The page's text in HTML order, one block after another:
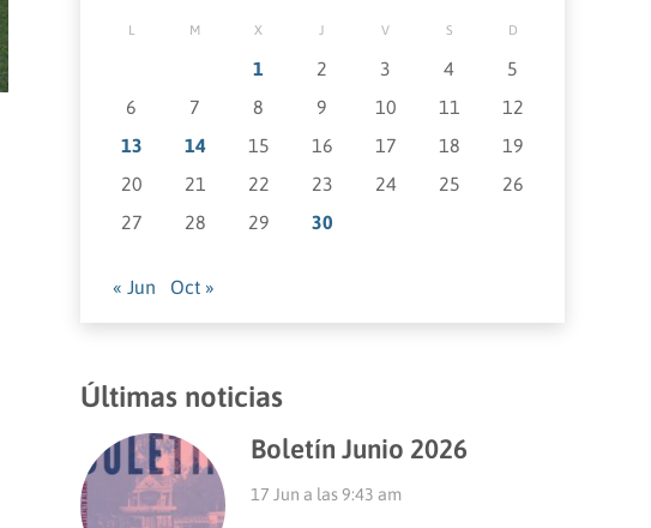
L M X J V S D
1 2 3 4
5
6
7 8 9 10 11
12
13
14 15 16 17 18
19
20
21 22 23 24 25
26
27
28 29 30
« Jun Oct »
Últimas noticias
Boletín Junio 2026
17 Jun a las 9:43 am